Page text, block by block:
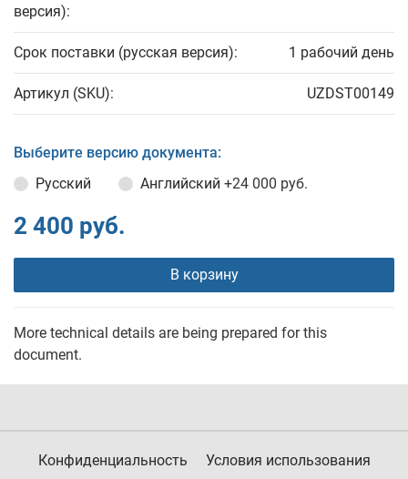
версия):
Срок поставки (русская версия): 1 рабочий день
Артикул (SKU): UZDST00149
Выберите версию документа:
Русский
Английский +24 000 руб.
2 400 руб.
В корзину
More technical details are being prepared for this
document.
Конфиденциальность Условия использования